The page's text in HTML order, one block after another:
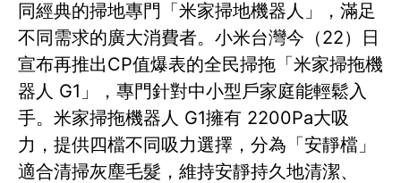
同經典的掃地專門「米家掃地機器人」，滿足
不同需求的廣大消費者。小米台灣今（22）日
宣布再推出CP值爆表的全民掃拖「米家掃拖機
器人 G1」，專門針對中小型戶家庭能輕鬆入
手。米家掃拖機器人 G1擁有 2200Pa大吸
力，提供四檔不同吸力選擇，分為「安靜檔」
適合清掃灰塵毛髮，維持安靜持久地清潔、